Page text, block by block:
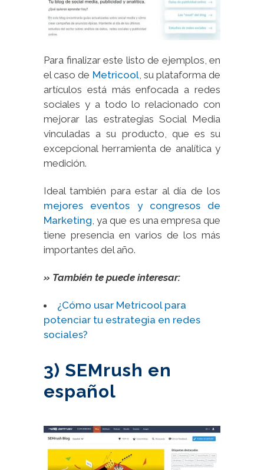
Para finalizar este listo de ejemplos, en
el caso de Metricool, su plataforma de
artículos está más enfocada a redes
sociales y a todo lo relacionado con
mejorar las estrategias Social Media
vinculadas a su producto, que es su
excepcional herramienta de analítica y
medición.
Ideal también para estar al día de los
mejores eventos y congresos de
Marketing, ya que es una empresa que
tiene presencia en varios de los más
importantes del año.
» También te puede interesar:
¿Cómo usar Metricool para
potenciar tu estrategia en redes
sociales?
3) SEMrush en
español